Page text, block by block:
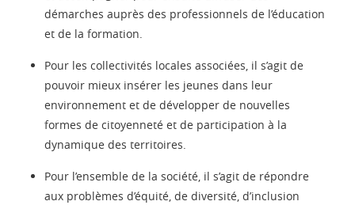
démarches auprès des professionnels de l’éducation
et de la formation.
Pour les collectivités locales associées, il s’agit de
pouvoir mieux insérer les jeunes dans leur
environnement et de développer de nouvelles
formes de citoyenneté et de participation à la
dynamique des territoires.
Pour l’ensemble de la société, il s’agit de répondre
aux problèmes d’équité, de diversité, d’inclusion